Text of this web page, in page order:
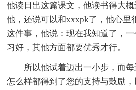
他读日出这篇课文，他读书得大
他，还说可以和xxxpk了，他心里
这件事，他说：现在我知道了，
习好，其他方面都要优秀才行。
所以他试着迈出一小步，而每
怎么样都得到了您的支持与鼓励